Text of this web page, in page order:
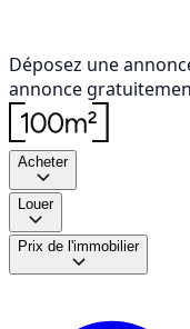
Déposez une
annonce
Acheter
Louer
Prix de l'immobilier